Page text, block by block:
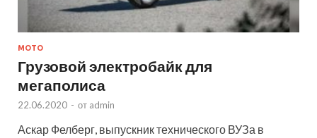
МОТО
Грузовой электробайк для
мегаполиса
22.06.2020 - от admin
Аскар Фелберг, выпускник технического ВУЗа в